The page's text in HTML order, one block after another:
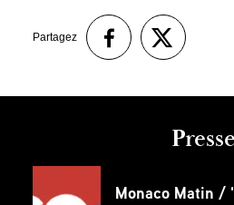
Partagez
Presse
Monaco Matin /